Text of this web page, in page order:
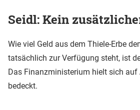
Seidl: Kein
Wie viel Geld aus dem Thiele-Erbe
tatsächlich zur Verfügung steht, ist
Das Finanzministerium hielt sich auf
bedeckt.